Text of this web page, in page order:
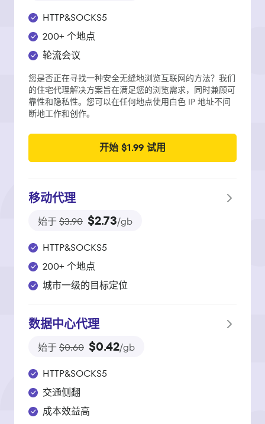
HTTP&SOCKS5
200+ 个地点
轮流会议
您是否正在寻找一种安全无缝地浏览互联网的方法？我们
的住宅代理解决方案旨在满足您的浏览需求，同时兼顾可
靠性和隐私性。您可以在任何地点使用白色 IP 地址不间
断地工作和创作。
开始 $1.99 试用
移动代理
始于$3.90 $2.73/gb
HTTP&SOCKS5
200+ 个地点
城市一级的目标定位
数据中心代理
始于$0.60 $0.42/gb
HTTP&SOCKS5
交通侧翻
成本效益高